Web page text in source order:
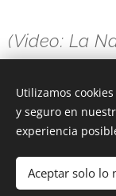
(Video: La
Share
Utilizamos
y seguro en
experiencia
Aceptar solo lo